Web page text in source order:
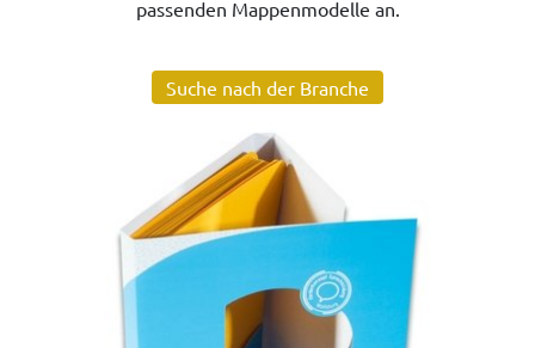
passenden Mappenmodelle an.
Suche nach der Branche